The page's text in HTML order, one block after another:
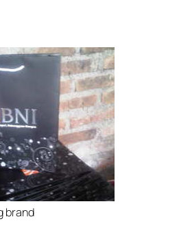
brand